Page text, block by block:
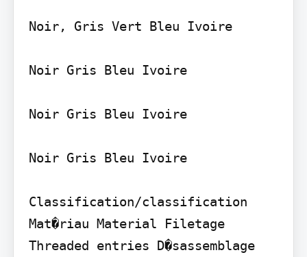
Noir, Gris Vert Bleu Ivoire
Noir Gris Bleu Ivoire
Noir Gris Bleu Ivoire
Noir Gris Bleu Ivoire
Classification/classification
Mat�riau Material Filetage
Threaded entries D�sassemblage